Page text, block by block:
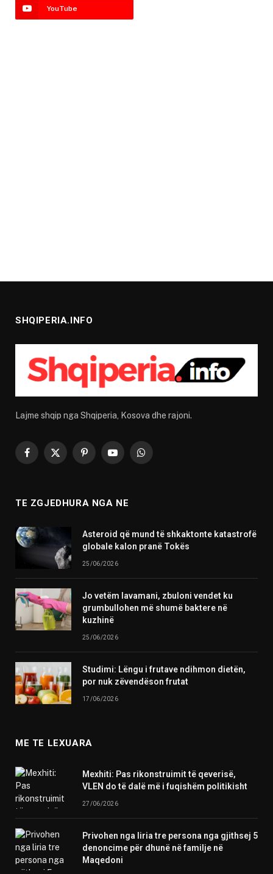
YouTube
SHQIPERIA.INFO
Lajme shqip nga Shqiperia, Kosova dhe rajoni.
Facebook
X
PinterestYouTubeWhatsApp
TE ZGJEDHURA NGA NE
Asteroid që mund të shkaktonte katastrofë
globale kalon pranë Tokës
25/06/2026
Jo vetëm lavamani, zbuloni vendet ku
grumbullohen më shumë baktere në
kuzhinë
25/06/2026
Studimi: Lëngu i frutave ndihmon dietën,
por nuk zëvendëson frutat
17/06/2026
ME TE LEXUARA
Mexhiti: Pas rikonstruimit të qeverisë,
VLEN do të dalë më i fuqishëm politikisht
27/06/2026
Privohen nga liria tre persona nga gjithsej 5
denoncime për dhunë në familje në
Maqedoni